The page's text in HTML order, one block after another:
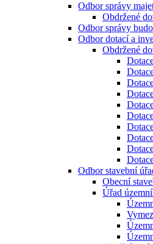
Odbor správy
Obdržené
Odbor správy
Odbor dotací a
Obdržené
Odbor stavební
Obecní
Úřad